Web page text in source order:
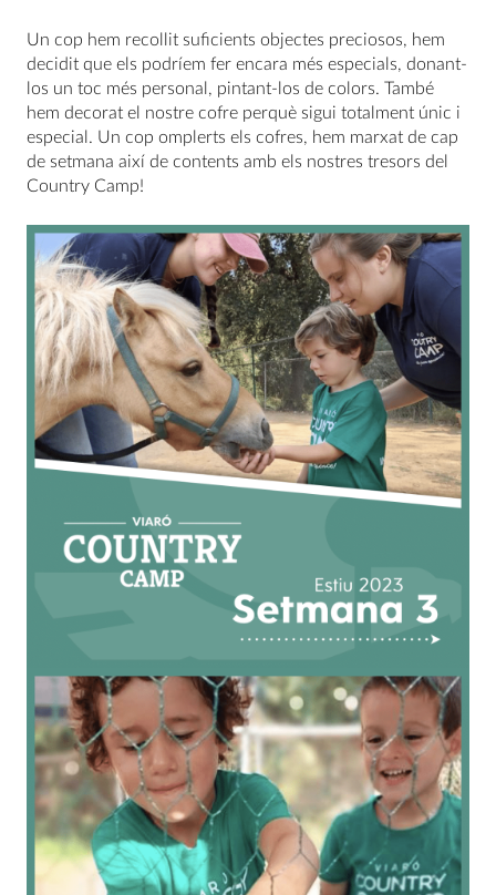
Un cop hem recollit suficients objectes preciosos, hem
decidit que els podríem fer encara més especials, donant-
los un toc més personal, pintant-los de colors. També
hem decorat el nostre cofre perquè sigui totalment únic i
especial. Un cop omplerts els cofres, hem marxat de cap
de setmana així de contents amb els nostres tresors del
Country Camp!